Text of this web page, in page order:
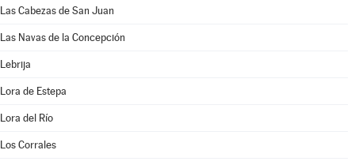
Las Cabezas de San Juan
Las Navas de la Concepción
Lebrija
Lora de Estepa
Lora del Río
Los Corrales